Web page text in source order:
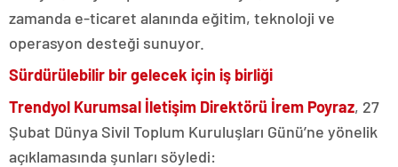
zamanda e-ticaret alanında eğitim, teknoloji ve
operasyon desteği sunuyor.
Sürdürülebilir bir gelecek için iş birliği
Trendyol Kurumsal İletişim Direktörü İrem Poyraz, 27
Şubat Dünya Sivil Toplum Kuruluşları Günü’ne yönelik
açıklamasında şunları söyledi: